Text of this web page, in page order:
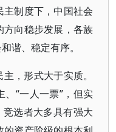
制度下，中国社会
向稳步发展，各族
谐、稳定有序。
，形式大于实质。
“一人一票”，但实
竞选者大多具有强大